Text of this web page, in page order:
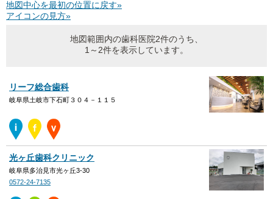
地図中心を最初の位置に戻す»
アイコンの見方»
地図範囲内の歯科医院2件のうち、
1～2件を表示しています。
リーフ総合歯科
岐阜県土岐市下石町３０４－１１５
光ヶ丘歯科クリニック
岐阜県多治見市光ヶ丘3-30
0572-24-7135